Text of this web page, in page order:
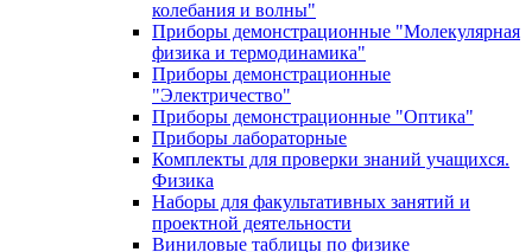
колебания и волны"
Приборы демонстрационные "Молекулярная
физика и термодинамика"
Приборы демонстрационные
"Электричество"
Приборы демонстрационные "Оптика"
Приборы лабораторные
Комплекты для проверки знаний учащихся.
Физика
Наборы для факультативных занятий и
проектной деятельности
Виниловые таблицы по физике